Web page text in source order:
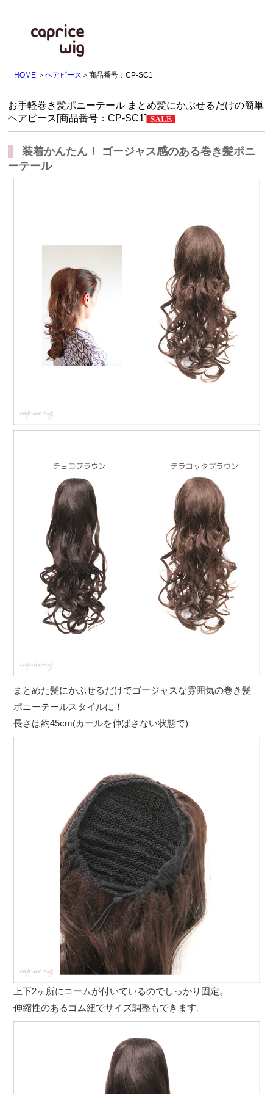
HOME ＞ヘアピース ＞商品番号：CP-SC1
お手軽巻き髪ポニーテール まとめ髪にかぶせるだけの簡単
ヘアピース[商品番号：CP-SC1]
装着かんたん！ ゴージャス感のある巻き髪ポニ
ーテール
まとめた髪にかぶせるだけでゴージャスな雰囲気の巻き髪
ポニーテールスタイルに！
長さは約45cm(カールを伸ばさない状態で)
上下2ヶ所にコームが付いているのでしっかり固定。
伸縮性のあるゴム紐でサイズ調整もできます。